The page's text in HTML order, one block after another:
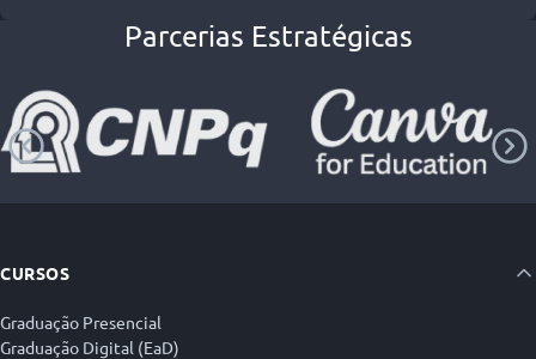
Parcerias Estratégicas
CURSOS
Graduação Presencial
Graduação Digital (EaD)